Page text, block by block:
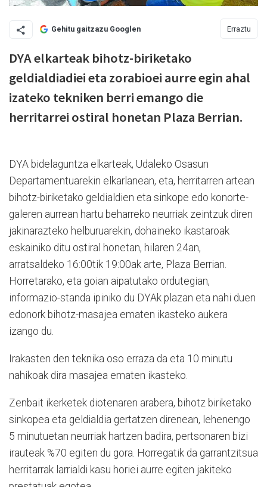
Gehitu gaitzazu Googlen Erraztu
DYA elkarteak bihotz-biriketako
geldialdiadiei eta zorabioei aurre egin ahal
izateko tekniken berri emango die
herritarrei ostiral honetan Plaza Berrian.
DYA bidelaguntza elkarteak, Udaleko Osasun
Departamentuarekin elkarlanean, eta, herritarren artean
bihotz-biriketako geldialdien eta sinkope edo konorte-
galeren aurrean hartu beharreko neurriak zeintzuk diren
jakinarazteko helburuarekin, dohaineko ikastaroak
eskainiko ditu ostiral honetan, hilaren 24an,
arratsaldeko 16:00tik 19:00ak arte, Plaza Berrian.
Horretarako, eta goian aipatutako ordutegian,
informazio-standa ipiniko du DYAk plazan eta nahi duen
edonork bihotz-masajea ematen ikasteko aukera
izango du.
Irakasten den teknika oso erraza da eta 10 minutu
nahikoak dira masajea ematen ikasteko.
Zenbait ikerketek diotenaren arabera, bihotz biriketako
sinkopea eta geldialdia gertatzen direnean, lehenengo
5 minutuetan neurriak hartzen badira, pertsonaren bizi
irauteak %70 egiten du gora. Horregatik da garrantzitsua
herritarrak larrialdi kasu horiei aurre egiten jakiteko